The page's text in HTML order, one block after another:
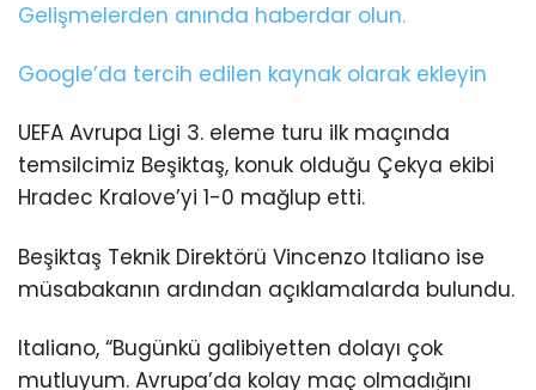
Gelişmelerden anında haberdar olun.
Google’da tercih edilen kaynak olarak ekleyin
UEFA Avrupa Ligi 3. eleme turu ilk maçında
temsilcimiz Beşiktaş, konuk olduğu Çekya ekibi
Hradec Kralove’yi 1-0 mağlup etti.
Beşiktaş Teknik Direktörü Vincenzo Italiano ise
müsabakanın ardından açıklamalarda bulundu.
Italiano, “Bugünkü galibiyetten dolayı çok
mutluyum. Avrupa’da kolay maç olmadığını